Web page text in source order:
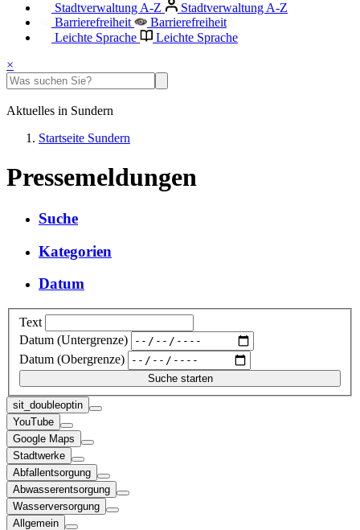
Stadtverwaltung A-Z
Stadtverwaltung A-Z
Barrierefreiheit
Barrierefreiheit
Leichte Sprache
Leichte Sprache
×
Aktuelles in Sundern
Startseite Sundern
Pressemeldungen
Suche
Kategorien
Datum
Text
Datum (Untergrenze)
Datum (Obergrenze)
sit_doubleoptin
YouTube
Google Maps
Stadtwerke
Abfallentsorgung
Abwasserentsorgung
Wasserversorgung
Allgemein